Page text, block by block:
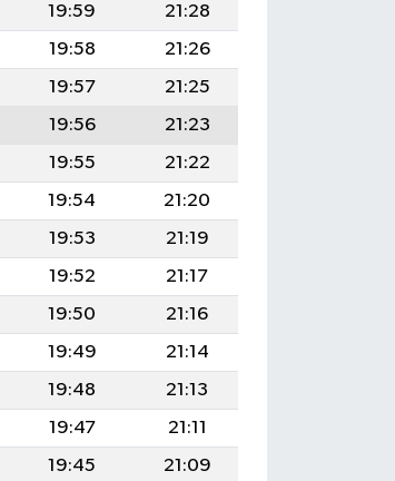
19:59
21:28
19:58
21:26
19:57
21:25
19:56
21:23
19:55
21:22
19:54
21:20
19:53
21:19
19:52
21:17
19:50
21:16
19:49
21:14
19:48
21:13
19:47
21:11
19:45
21:09